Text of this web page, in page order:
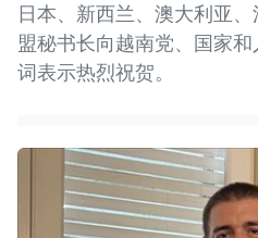
日本、新西兰、澳大利亚
盟秘书长向越南党、国家
词表示热烈祝贺。